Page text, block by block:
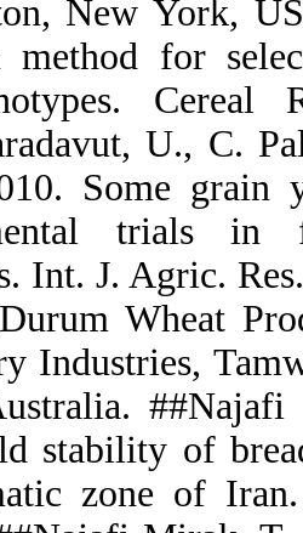
Boca
rank-sum
corn
Block.
genotypes.
J. 2008.
of Primary
Calala,
grain yield
agro-